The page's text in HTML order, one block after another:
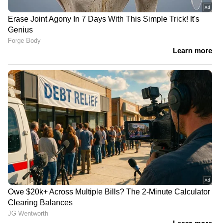
കണ്ടിട്ടുകൂടിയില്ല, എന്നിട്ടും
ഞങ്ങളുടെ വീടുകളിൽ കയറി' |
Arjun Aayanki